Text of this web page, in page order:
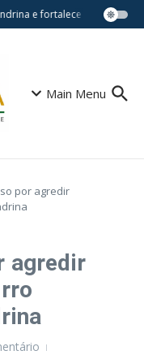
e fortalece pequenos
Main Menu
por agredir
agredir